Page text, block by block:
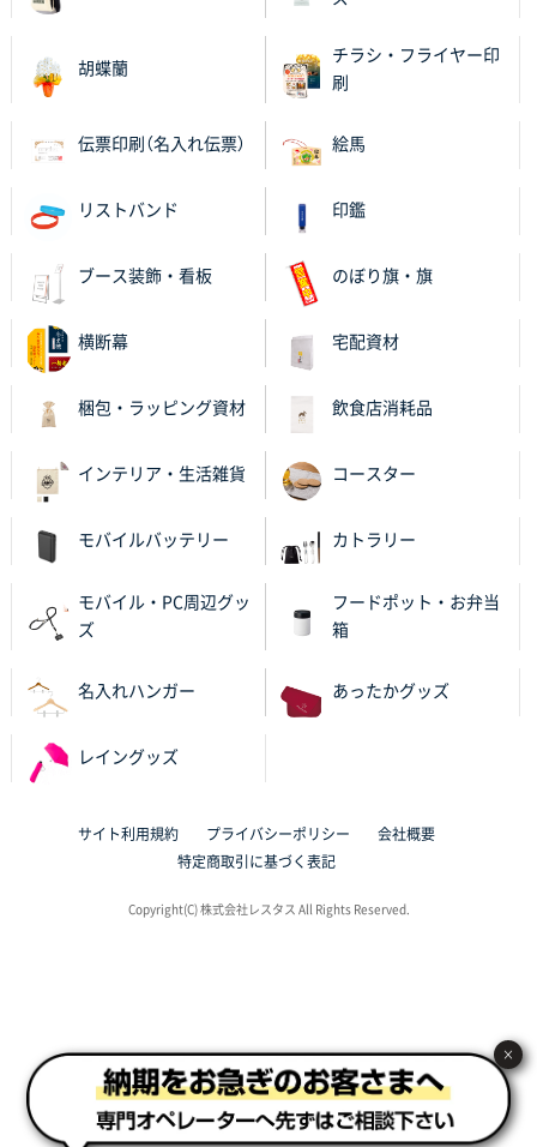
昨年利用した時に、納期と金額面でかなり業者さんを
比較して決めさせていただきました。 昨年注文分も、
納期がギリギリだったにも関わらず、丁寧に対応して
対応を頂いており助かっております。
和歌山県S社様
2025年11月05日 11:13
不織布スクエアトート(A4サイズ)
2025年10月28日 17:10
ワンポイントポリ袋 A4サイズ
1000枚
サイトが見やすい
ワンポイントポリ袋 A4サイズ
サイト構成が解りやすかったから
ブックメモ付箋
200枚
2025年10月16日 10:30
に進められるから
東京都S社様
ワンポイントポリ袋 A4サイズ1000枚
胡蝶蘭
チラシ・フライヤー印
刷
伝票印刷（名入れ伝票） 絵馬
リストバンド 印鑑
ブース装飾・看板 のぼり旗・旗
横断幕 宅配資材
梱包・ラッピング資材 飲食店消耗品
インテリア・生活雑貨 コースター
モバイルバッテリー カトラリー
モバイル・PC周辺グッ
ズ
フードポット・お弁当
箱
名入れハンガー あったかグッズ
レイングッズ
サイト利用規約 プライバシーポリシー
会社概要
特定商取引に基づく表記
Copyright(C) 株式会社レスタス All Rights Reserved.
×